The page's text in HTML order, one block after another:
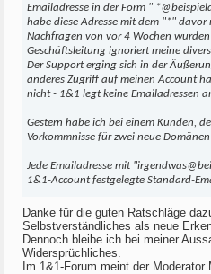
Emailadresse in der Form "
habe diese Adresse mit dem "*"
Nachfragen von vor 4 Wochen
Geschäftsleitung ignoriert meine
Der Support erging sich in der
anderes Zugriff auf meinen Account
nicht - 1&1 legt keine Emailadressen
Gestern habe ich bei einem Kunden,
Vorkommnisse für zwei neue
Jede Emailadresse mit
1&1-Account festgelegte Standard-
Danke für die guten Ratschläge
Selbstverständliches als neue
Dennoch bleibe ich bei meiner
Widersprüchliches.
Im 1&1-Forum meint der